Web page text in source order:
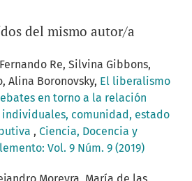
del mismo autor/a
Re, Silvina Gibbons,
Alina Boronovsky, El liberalismo
en torno a la relación
individuales, comunidad, estado
, Ciencia, Docencia y
Vol. 9 Núm. 9 (2019)